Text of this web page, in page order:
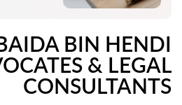
BIN HENDI
& LEGAL
CONSULTANTS